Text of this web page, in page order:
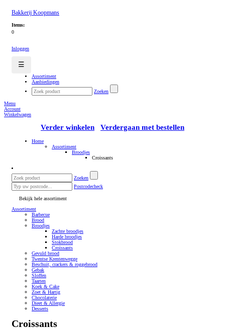
Bakkerij Koopmans
Items:
0
Inloggen
☰
Assortiment
Aanbiedingen
Zoeken
Menu
Account
Winkelwagen
Verder winkelen Verdergaan met bestellen
Home
Assortiment
Broodjes
Croissants
Zoeken
Postcodecheck
Bekijk hele assortiment
Assortiment
Barbecue
Brood
Broodjes
Zachte broodjes
Harde broodjes
Stokbrood
Croissants
Gevuld brood
Twentse Krentenwegge
Beschuit, crackers & roggebrood
Gebak
Sloffen
Taarten
Koek & Cake
Zoet & Hartig
Chocolaterie
Dieet & Allergie
Desserts
Croissants